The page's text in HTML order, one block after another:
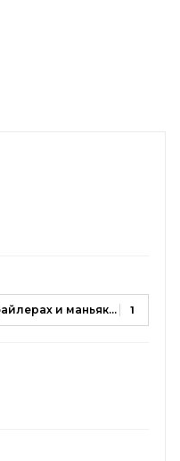
Tok. Иямису-триллер о профайлерах и маньяках 1